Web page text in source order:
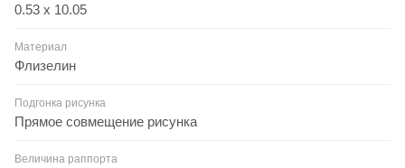
0.53 x 10.05
Материал
Флизелин
Подгонка рисунка
Прямое совмещение рисунка
Величина раппорта